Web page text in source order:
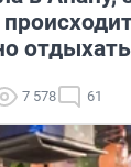
отдыхать
7 578 61